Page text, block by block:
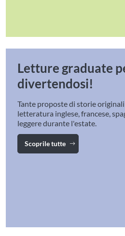
Letture graduate
divertendosi!
Tante proposte di storie
letteratura inglese, francese,
leggere durante l'estate.
Scoprile tutte